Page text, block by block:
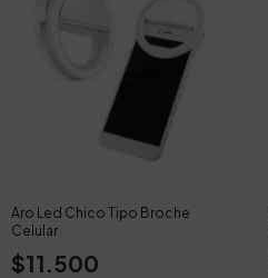
Aro Led Chico Tipo Broche
Celular
$11.500